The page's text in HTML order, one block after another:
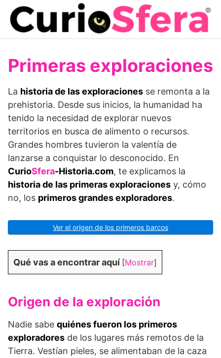
Saltar
contenido
Primeras exploraciones
La historia de las exploraciones se remonta a la
prehistoria. Desde sus inicios, la humanidad ha
tenido la necesidad de explorar nuevos
territorios en busca de alimento o recursos.
Grandes hombres tuvieron la valentía de
lanzarse a conquistar lo desconocido. En
CurioSfera-Historia.com, te explicamos la
historia de las primeras exploraciones y, cómo
no, los primeros grandes exploradores.
Ver el origen de los primeros barcos
Qué vas a encontrar aquí [Mostrar]
Origen de la exploración
Nadie sabe quiénes fueron los primeros
exploradores de los lugares más remotos de la
Tierra. Vestían pieles, se alimentaban de la caza